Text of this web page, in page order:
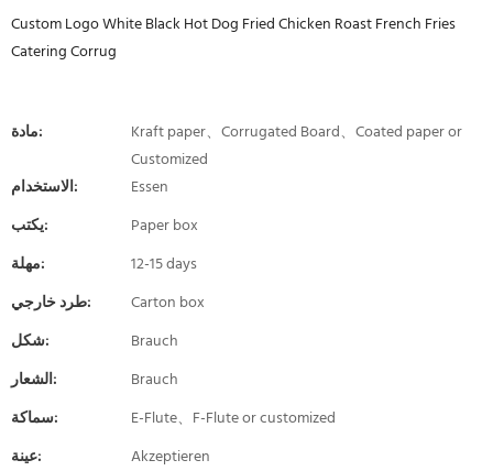
Custom Logo White Black Hot Dog Fried Chicken Roast French Fries
Catering Corrug
مادة:
Kraft paper、Corrugated Board、Coated paper or
Customized
الاستخدام:
Essen
يكتب:
Paper box
مهلة:
12-15 days
طرد خارجي:
Carton box
شكل:
Brauch
الشعار:
Brauch
سماكة:
E-Flute、F-Flute or customized
عينة:
Akzeptieren